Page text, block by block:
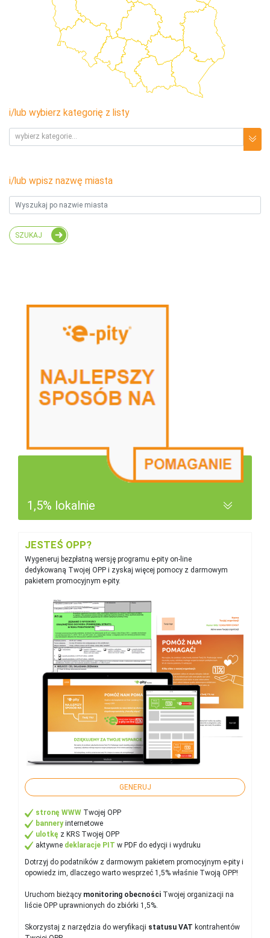
1,5% lokalnie
JESTEŚ OPP?
Wygeneruj bezpłatną wersję programu e‑pity on-line
dedykowaną Twojej OPP i zyskaj więcej pomocy z darmowym
pakietem promocyjnym e-pity.
GENERUJ
stronę WWW Twojej OPP
banneryinternetowe
ulotkę z KRS Twojej OPP
aktywne deklaracje PIT w PDF do edycji i wydruku
Dotrzyj do podatników z darmowym pakietem promocyjnym e-pity i
opowiedz im, dlaczego warto wesprzeć 1,5% właśnie Twoją OPP!
Uruchom bieżący monitoring obecności Twojej organizacji na
liście OPP uprawnionych do zbiórki 1,5%.
Skorzystaj z narzędzia do weryfikacji statusu VAT kontrahentów
i/lub wybierz kategorię z listy
wybierz kategorie...
Edukacja i wychowanie
290 Działalność charytatywna
Ochrona zdrowia i życia
Ochrona środowiska i praw zwierząt
i/lub wpisz nazwę miasta
SZUKAJ